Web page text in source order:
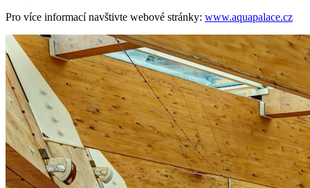
Pro více informací navštivte webové stránky: www.aquapalace.cz